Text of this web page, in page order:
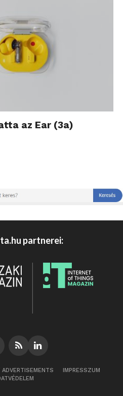
az Ear (3a)
partnerei:
IMPRESSZUM